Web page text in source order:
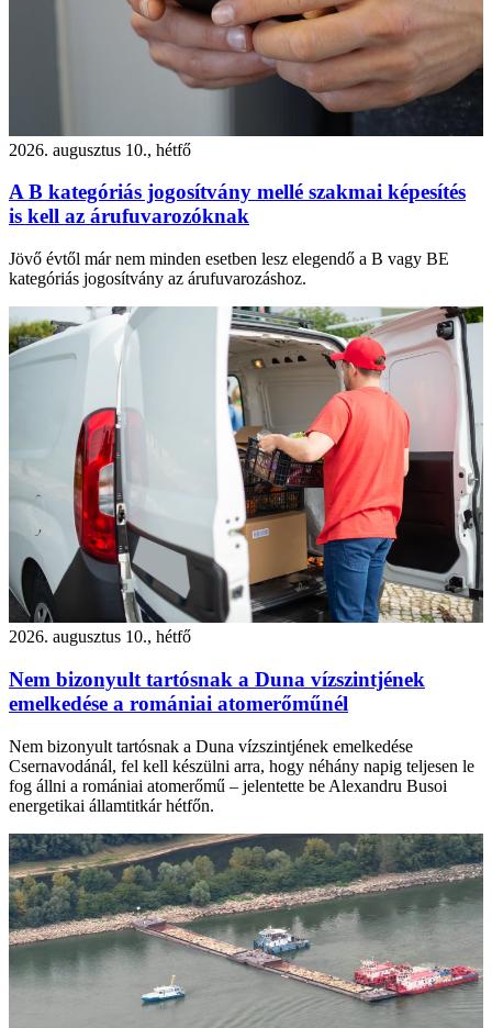
2026. augusztus 10., hétfő
A B kategóriás jogosítvány mellé szakmai képesítés
is kell az árufuvarozóknak
Jövő évtől már nem minden esetben lesz elegendő a B vagy BE
kategóriás jogosítvány az árufuvarozáshoz.
2026. augusztus 10., hétfő
Nem bizonyult tartósnak a Duna vízszintjének
emelkedése a romániai atomerőműnél
Nem bizonyult tartósnak a Duna vízszintjének emelkedése
Csernavodánál, fel kell készülni arra, hogy néhány napig teljesen le
fog állni a romániai atomerőmű – jelentette be Alexandru Busoi
energetikai államtitkár hétfőn.